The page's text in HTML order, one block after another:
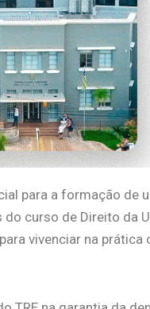
para a formação de
curso de Direito da
vivenciar na